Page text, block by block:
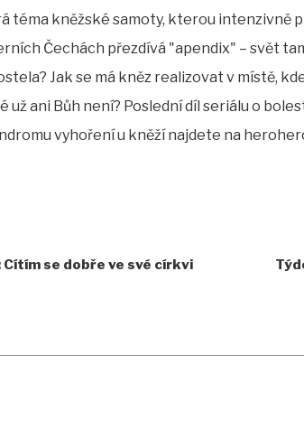
téma kněžské samoty, kterou intenzivně
Čechách přezdívá "apendix" – svět
Jak se má kněz realizovat v místě,
už ani Bůh není? Poslední díl seriálu o
vyhoření u kněží najdete na
Cítím se dobře ve své církvi